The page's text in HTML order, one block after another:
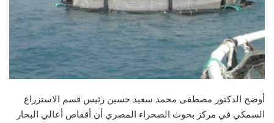
أوضح الدكتور مصطفى محمد سعيد حسين رئيس قسم الاستزراع
السمكي في مركز بحوث الصحراء المصري أن أقفاص أعالي البحار